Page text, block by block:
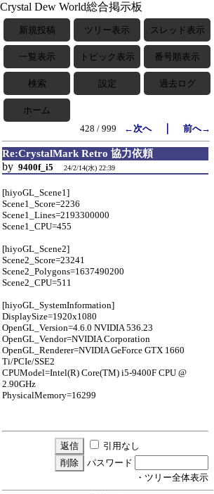
Crystal Dew World総合掲示板
新規投稿 ツリー表示 スレッド表示
一覧表示 トピック表示 番号順表示
検索 設定 過去ログ
ホーム
428 / 999
←次へ｜ 前へ→
Re:CrystalMark Retro 協力依頼
by 9400f_i5 24/2/14(水) 22:39
[hiyoGL_Scene1]
Scene1_Score=2236
Scene1_Lines=2193300000
Scene1_CPU=455
[hiyoGL_Scene2]
Scene2_Score=23241
Scene2_Polygons=1637490200
Scene2_CPU=511
[hiyoGL_SystemInformation]
DisplaySize=1920x1080
OpenGL_Version=4.6.0 NVIDIA 536.23
OpenGL_Vendor=NVIDIA Corporation
OpenGL_Renderer=NVIDIA GeForce GTX 1660
Ti/PCIe/SSE2
CPUModel=Intel(R) Core(TM) i5-9400F CPU @
2.90GHz
PhysicalMemory=16299
引用なし
パスワード
・ツリー全体表示